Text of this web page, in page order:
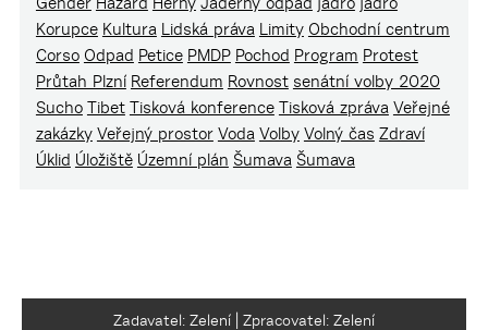
Korupce Kultura Lidská práva Limity Obchodní centrum
Corso Odpad Petice PMDP Pochod Program Protest
Průtah Plzní Referendum Rovnost senátní volby 2020
Sucho Tibet Tisková konference Tisková zpráva Veřejné
zakázky Veřejný prostor Voda Volby Volný čas Zdraví
Úklid Úložiště Územní plán Šumava Šumava
Zadavatel: Zelení | Zpracovatel: Zelení